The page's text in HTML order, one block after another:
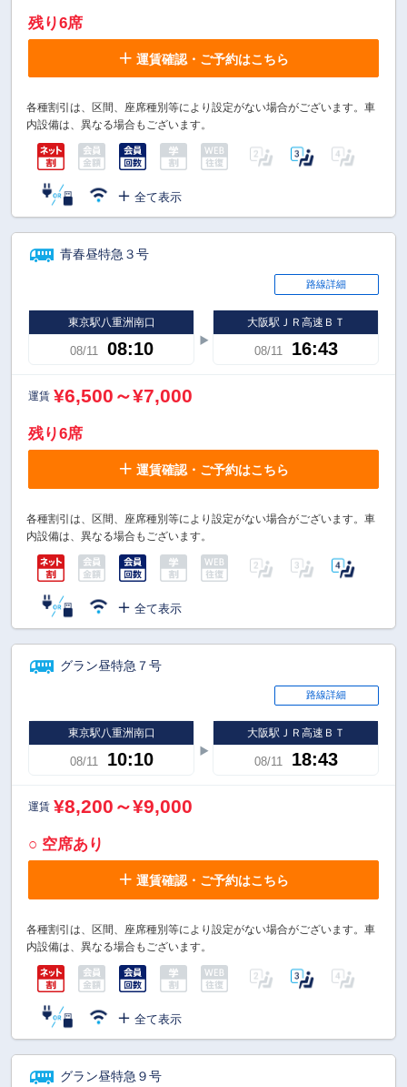
残り6席
運賃確認・ご予約はこちら
各種割引は、区間、座席種別等により設定がない場合がございます。車
内設備は、異なる場合もございます。
全て表示
青春昼特急３号
路線詳細
東京駅八重洲南口
08/11 08:10
大阪駅ＪＲ高速ＢＴ
08/11 16:43
運賃 ¥6,500～¥7,000
残り6席
運賃確認・ご予約はこちら
各種割引は、区間、座席種別等により設定がない場合がございます。車
内設備は、異なる場合もございます。
全て表示
グラン昼特急７号
路線詳細
東京駅八重洲南口
08/11 10:10
大阪駅ＪＲ高速ＢＴ
08/11 18:43
運賃 ¥8,200～¥9,000
○ 空席あり
運賃確認・ご予約はこちら
各種割引は、区間、座席種別等により設定がない場合がございます。車
内設備は、異なる場合もございます。
全て表示
グラン昼特急９号